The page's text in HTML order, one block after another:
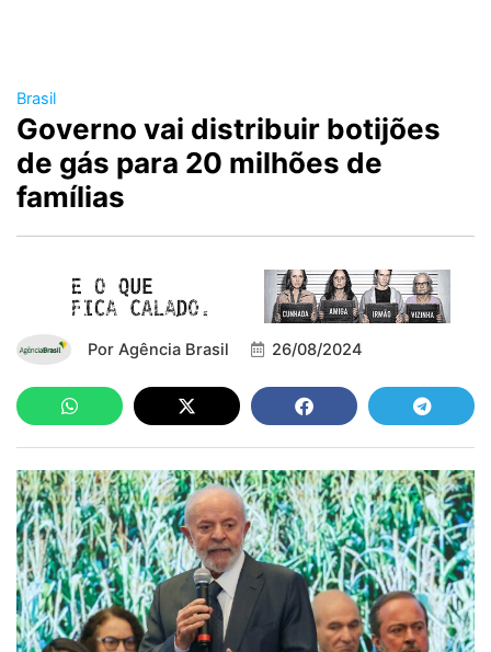
Brasil
Governo vai distribuir botijões
de gás para 20 milhões de
famílias
Por Agência Brasil 26/08/2024